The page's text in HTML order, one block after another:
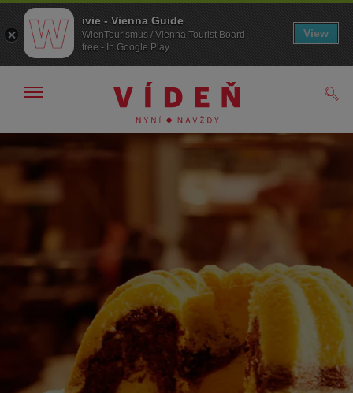
Přejít
Přejít
Zobrazit/skrýt
ivie - Vienna Guide
WienTourismus / Vienna Tourist Board
free - In Google Play
View